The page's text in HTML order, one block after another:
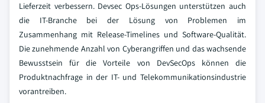
Lieferzeit verbessern. Devsec Ops-Lösungen unterstützen auch
die IT-Branche bei der Lösung von Problemen im
Zusammenhang mit Release-Timelines und Software-Qualität.
Die zunehmende Anzahl von Cyberangriffen und das wachsende
Bewusstsein für die Vorteile von DevSecOps können die
Produktnachfrage in der IT- und Telekommunikationsindustrie
vorantreiben.